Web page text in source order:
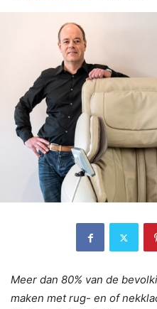
Meer dan 80% van de
maken met rug- en of